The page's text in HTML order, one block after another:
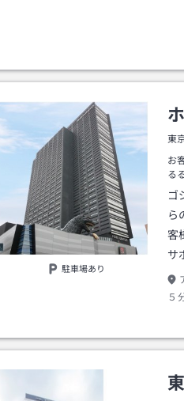
駐車場あり
東
お
る
ゴ
ら
客
サ
５